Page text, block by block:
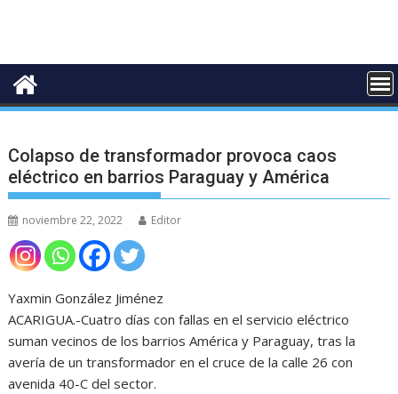
Colapso de transformador provoca caos
eléctrico en barrios Paraguay y América
noviembre 22, 2022 Editor
Yaxmin González Jiménez
ACARIGUA.-Cuatro días con fallas en el servicio eléctrico
suman vecinos de los barrios América y Paraguay, tras la
avería de un transformador en el cruce de la calle 26 con
avenida 40-C del sector.